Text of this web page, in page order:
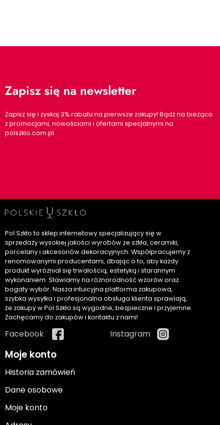
Zapisz się na newsletter
Zapisz się i zyskaj 3% rabatu na pierwsze zakupy! Bądź na bieżąco
z promocjami, nowościami i ofertami specjalnymi na
polszklo.com.pl
Pol Szkło to sklep internetowy specjalizujący się w
sprzedaży wysokiej jakości wyrobów ze szkła, ceramiki,
porcelany i akcesoriów dekoracyjnych. Współpracujemy z
renomowanymi producentami, dbając o to, aby każdy
produkt wyróżniał się trwałością, estetyką i starannym
wykonaniem. Stawiamy na różnorodność wzorów oraz
bogaty wybór. Nasza intuicyjna platforma zakupowa,
szybka wysyłka i profesjonalna obsługa klienta sprawiają,
że zakupy w Pol Szkło są wygodne, bezpieczne i przyjemne.
Zachęcamy do zakupów i kontaktu z nami!
Facebook Instagram
Moje konto
Historia zamówień
Dane osobowe
Moje konto